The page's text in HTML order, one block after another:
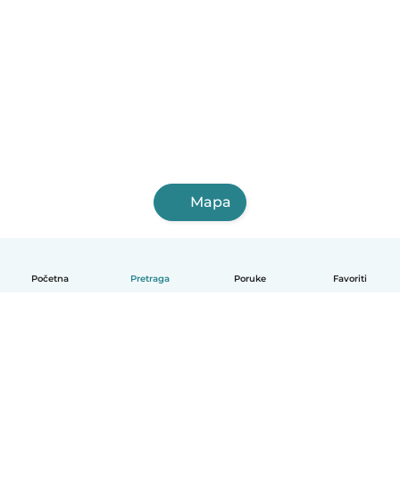
Početna Pretraga Poruke Favoriti
Mapa